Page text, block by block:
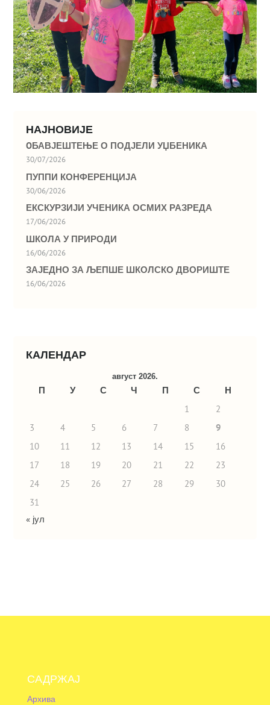
НАЈНОВИЈЕ
OБАВЈЕШТЕЊЕ О ПОДЈЕЛИ УЏБЕНИКА
30/07/2026
ПУППИ КОНФЕРЕНЦИЈА
30/06/2026
ЕКСКУРЗИЈИ УЧЕНИКА ОСМИХ РАЗРЕДА
17/06/2026
ШКОЛА У ПРИРОДИ
16/06/2026
ЗАЈЕДНО ЗА ЉЕПШЕ ШКОЛСКО ДВОРИШТЕ
16/06/2026
КАЛЕНДАР
август 2026.
П У С Ч П С
Н
1
2
3
4 5 6 7 8
9
10
11 12 13 14 15
16
17
18 19 20 21 22
23
24
25 26 27 28 29
30
31
« јул
САДРЖАЈ
Архива